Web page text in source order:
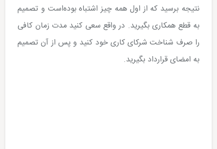
نتیجه برسید که از اول همه چیز اشتباه بوده‌­است و تصمیم
به قطع همکاری بگیرید. در واقع سعی کنید مدت زمان کافی
را صرف شناخت شرکای کاری خود کنید و پس از آن تصمیم
به امضای قرارداد بگیرید.